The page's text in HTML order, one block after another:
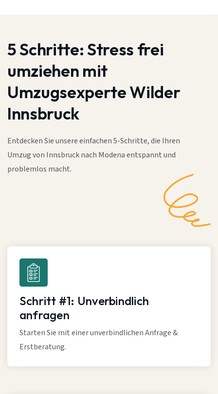
5 Schritte:Stress frei
umziehen mit
Umzugsexperte Wilder
Innsbruck
Entdecken Sie unsere einfachen 5-Schritte, die Ihren
Umzug von Innsbruck nach Modena entspannt und
problemlos macht.
Schritt #1: Unverbindlich
anfragen
Starten Sie mit einer unverbindlichen Anfrage &
Erstberatung.